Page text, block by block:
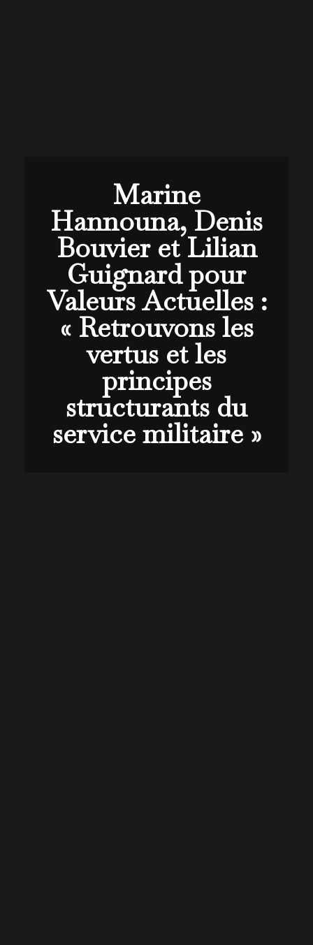
Marine
Hannouna, Denis
Bouvier et Lilian
Guignard pour
Valeurs Actuelles :
« Retrouvons les
vertus et les
principes
structurants du
service militaire »